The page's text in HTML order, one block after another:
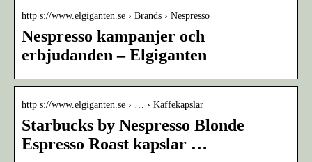
http s://www.elgiganten.se › Brands › Nespresso
Nespresso kampanjer och
erbjudanden – Elgiganten
http s://www.elgiganten.se › … › Kaffekapslar
Starbucks by Nespresso Blonde
Espresso Roast kapslar …